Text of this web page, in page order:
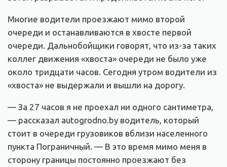
Многие водители проезжают мимо второй
очереди и останавливаются в хвосте первой
очереди. Дальнобойщики говорят, что из-за таких
коллег движения «хвоста» очереди не было уже
около тридцати часов. Сегодня утром водители из
«хвоста» не выдержали и вышли на дорогу.
— За 27 часов я не проехал ни одного сантиметра,
— рассказал autogrodno.by водитель, который
стоит в очереди грузовиков вблизи населенного
пункта Пограничный. — В это время мимо меня в
сторону границы постоянно проезжают без